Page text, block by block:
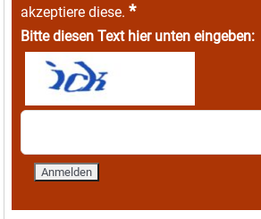
akzeptiere diese. *
Bitte diesen Text hier unten eingeben: